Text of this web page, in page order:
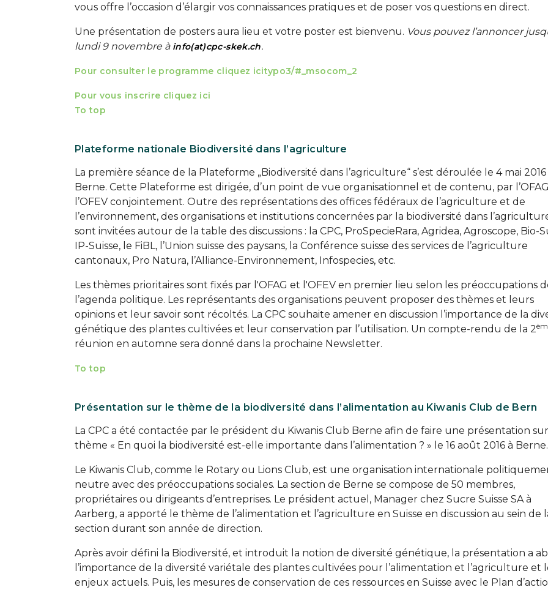
vous offre l’occasion d’élargir vos connaissances pratiques et de poser vos questions en direct.
Une présentation de posters aura lieu et votre poster est bienvenu. Vous pouvez l’annoncer
lundi 9 novembre à info(at)cpc-skek.ch.
Pour consulter le programme cliquez icitypo3/#_msocom_2
Pour vous inscrire cliquez ici
To top
Plateforme nationale Biodiversité dans l’agriculture
La première séance de la Plateforme „Biodiversité dans l’agriculture“ s’est déroulée le 4 mai 2016
Berne. Cette Plateforme est dirigée, d’un point de vue organisationnel et de contenu, par
l’OFEV conjointement. Outre des représentations des offices fédéraux de l’agriculture et de
l’environnement, des organisations et institutions concernées par la biodiversité dans
sont invitées autour de la table des discussions : la CPC, ProSpecieRara, Agridea, Agroscope, Bio-
IP-Suisse, le FiBL, l’Union suisse des paysans, la Conférence suisse des services de l’agriculture
cantonaux, Pro Natura, l’Alliance-Environnement, Infospecies, etc.
Les thèmes prioritaires sont fixés par l'OFAG et l'OFEV en premier lieu selon les préoccupations
l’agenda politique. Les représentants des organisations peuvent proposer des thèmes et leurs
opinions et leur savoir sont récoltés. La CPC souhaite amener en discussion l’importance de la
génétique des plantes cultivées et leur conservation par l’utilisation. Un compte-rendu de la 2
réunion en automne sera donné dans la prochaine Newsletter.
To top
Présentation sur le thème de la biodiversité dans l’alimentation au Kiwanis Club de Bern
La CPC a été contactée par le président du Kiwanis Club Berne afin de faire une présentation
thème « En quoi la biodiversité est-elle importante dans l’alimentation ? » le 16 août 2016 à Berne.
Le Kiwanis Club, comme le Rotary ou Lions Club, est une organisation internationale
neutre avec des préoccupations sociales. La section de Berne se compose de 50 membres,
propriétaires ou dirigeants d’entreprises. Le président actuel, Manager chez Sucre Suisse SA à
Aarberg, a apporté le thème de l’alimentation et l’agriculture en Suisse en discussion au sein de
section durant son année de direction.
Après avoir défini la Biodiversité, et introduit la notion de diversité génétique, la présentation a
l’importance de la diversité variétale des plantes cultivées pour l’alimentation et l’agriculture et
enjeux actuels. Puis, les mesures de conservation de ces ressources en Suisse avec le Plan